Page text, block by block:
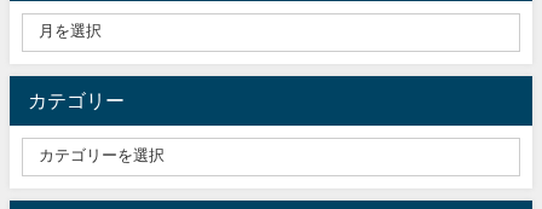
カテゴリー